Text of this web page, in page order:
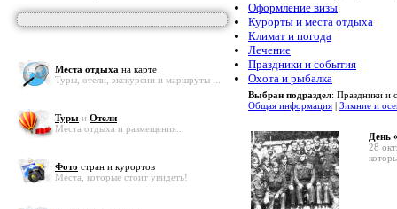
Места отдыха на карте
Туры, отели, экскурсии и маршруты ...
Туры и Отели
Места отдыха и размещения...
Фото стран и курортов
Места, которые стоит увидеть!
Оформление визы
Курорты и места отдыха
Климат и погода
Лечение
Праздники и события
Охота и рыбалка
Выбран подраздел: Праздники и
Общая информация | Зимние и
День
28